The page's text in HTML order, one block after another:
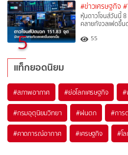
5
#ข่าวเศรษฐกิจ
หุ้นดาวโจนส์วันนี้
คลายกังวลเฟดขึ้น
55
แท็กยอดนิยม
#สภาพอากาศ #ย่อโลกเศรษฐกิจ #
#กรมอุตุนิยมวิทยา #ฝนตก #การ
#คาดการณ์อากาศ #เศรษฐกิจ #โ